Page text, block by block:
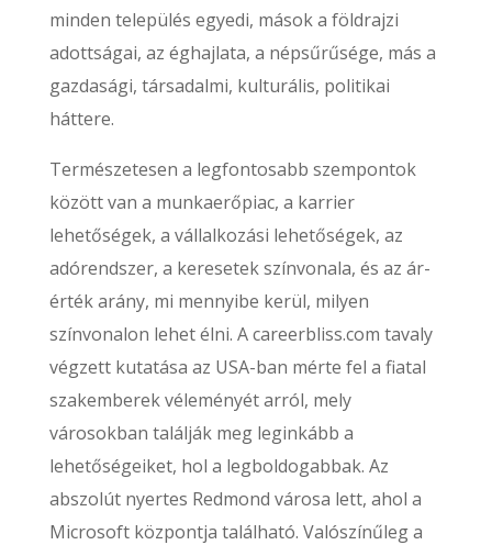
minden település egyedi, mások a földrajzi
adottságai, az éghajlata, a népsűrűsége, más a
gazdasági, társadalmi, kulturális, politikai
háttere.
Természetesen a legfontosabb szempontok
között van a munkaerőpiac, a karrier
lehetőségek, a vállalkozási lehetőségek, az
adórendszer, a keresetek színvonala, és az ár-
érték arány, mi mennyibe kerül, milyen
színvonalon lehet élni. A careerbliss.com tavaly
végzett kutatása az USA-ban mérte fel a fiatal
szakemberek véleményét arról, mely
városokban találják meg leginkább a
lehetőségeiket, hol a legboldogabbak. Az
abszolút nyertes Redmond városa lett, ahol a
Microsoft központja található. Valószínűleg a